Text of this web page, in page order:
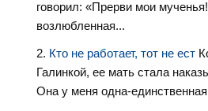
говорил: «Прерви мои
возлюбленная...
Кто не работает, тот не ест
Галинкой, ее мать стала
Она у меня одна-